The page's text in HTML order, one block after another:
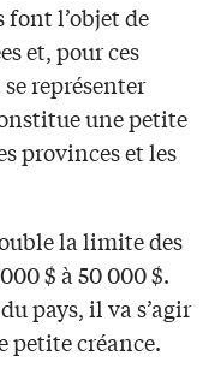
font l’objet de
et, pour ces
représenter
une petite
provinces et les
la limite des
$ à 50 000 $.
pays, il va s’agir
petite créance.